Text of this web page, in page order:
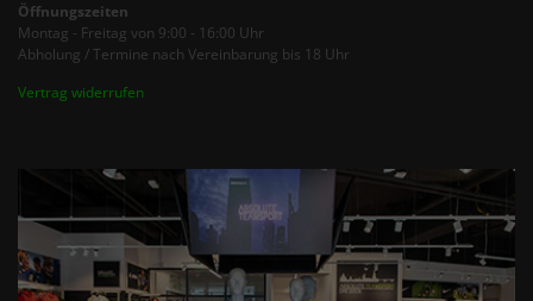
Öffnungszeiten
Montag - Freitag von 9:00 - 16:00 Uhr
Abholung / Termine nach Vereinbarung bis 18 Uhr
Vertrag widerrufen